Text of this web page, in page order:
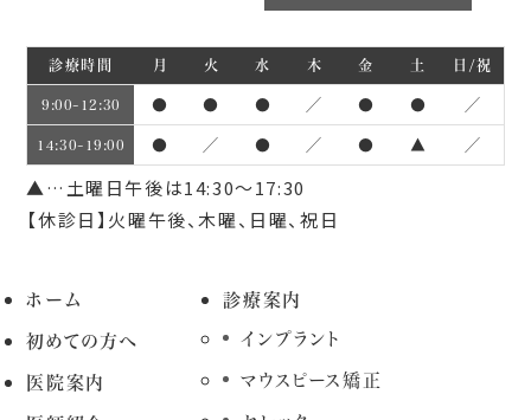
診療時間 月 火 水 木 金 土 日/祝
9:00~12:30 ● ● ● ／ ● ● ／
14:30~19:00 ● ／ ● ／ ● ▲ ／
▲…土曜日午後は14:30～17:30
【休診日】火曜午後、木曜、日曜、祝日
ホーム
初めての方へ
医院案内
診療案内
インプラント
マウスピース矯正